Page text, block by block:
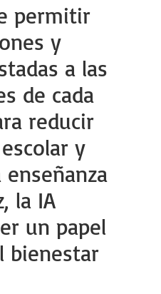
permitir
y
a las
de cada
reducir
y
la IA
un papel
bienestar